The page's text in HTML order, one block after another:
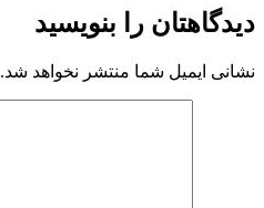
دیدگاهتان را بنویسید
نشانی ایمیل شما منتشر نخواهد شد.